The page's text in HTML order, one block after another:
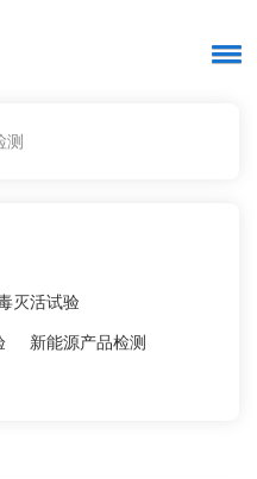
测
灭活试验
新能源产品检测